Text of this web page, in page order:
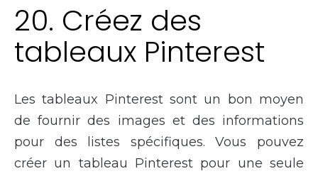
20. Créez des
tableaux Pinterest
Les tableaux Pinterest sont un bon moyen
de fournir des images et des informations
pour des listes spécifiques. Vous pouvez
créer un tableau Pinterest pour une seule